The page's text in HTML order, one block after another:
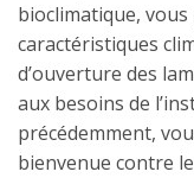
bioclimatique,
caractéristiques
d’ouverture des
aux besoins de
précédemment,
bienvenue contre